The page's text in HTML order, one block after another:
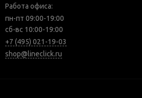
Работа офиса:
пн-пт 09:00-19:00
сб-вс 10:00-19:00
+7 (495) 021-19-03
shop@lineclick.ru